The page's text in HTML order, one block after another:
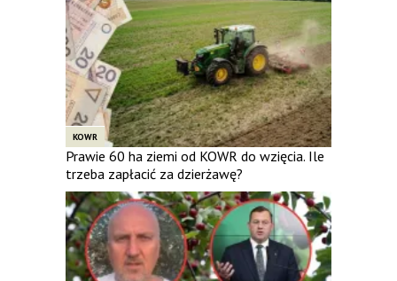
KOWR
Prawie 60 ha ziemi od KOWR do wzięcia. Ile
trzeba zapłacić za dzierżawę?